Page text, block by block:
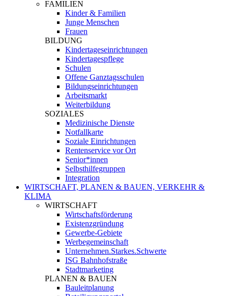
FAMILIEN
Kinder & Familien
Junge Menschen
Frauen
BILDUNG
Kindertageseinrichtungen
Kindertagespflege
Schulen
Offene Ganztagsschulen
Bildungseinrichtungen
Arbeitsmarkt
Weiterbildung
SOZIALES
Medizinische Dienste
Notfallkarte
Soziale Einrichtungen
Rentenservice vor Ort
Senior*innen
Selbsthilfegruppen
Integration
WIRTSCHAFT, PLANEN & BAUEN, VERKEHR &
KLIMA
WIRTSCHAFT
Wirtschaftsförderung
Existenzgründung
Gewerbe-Gebiete
Werbegemeinschaft
Unternehmen.Starkes.Schwerte
ISG Bahnhofstraße
Stadtmarketing
PLANEN & BAUEN
Bauleitplanung